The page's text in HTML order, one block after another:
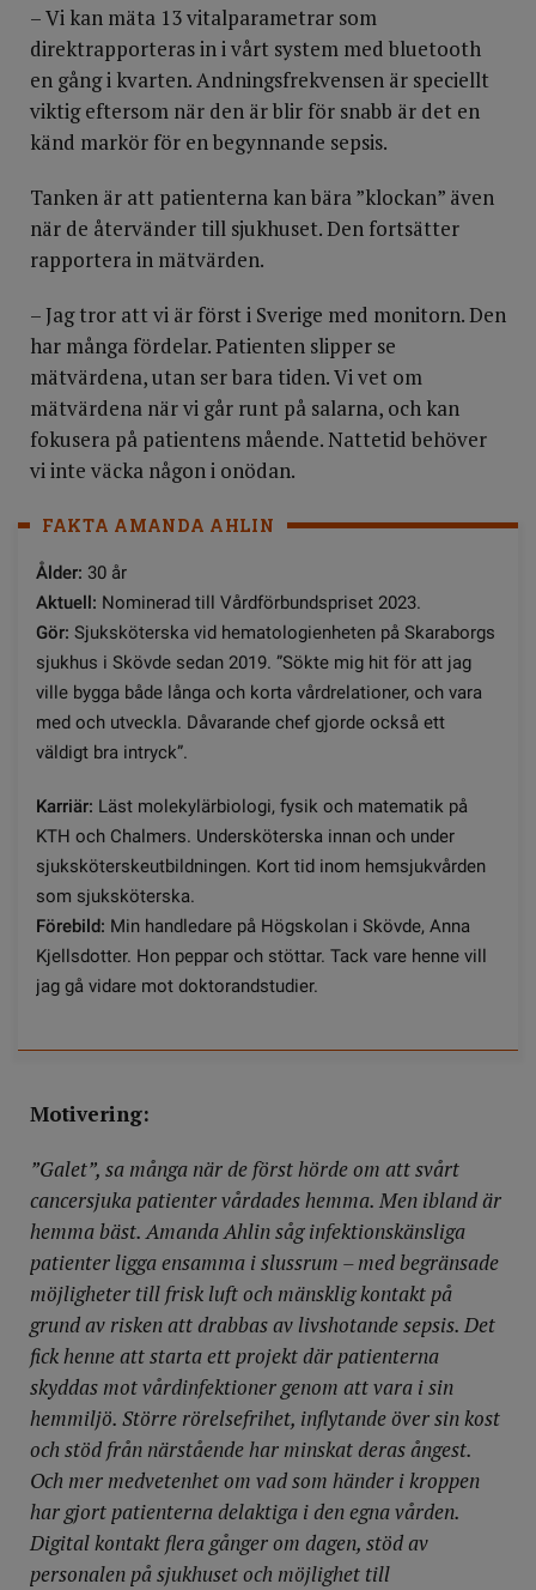
– Vi kan mäta 13 vitalparametrar som
direktrapporteras in i vårt system med bluetooth
en gång i kvarten. Andningsfrekvensen är speciellt
viktig eftersom när den är blir för snabb är det en
känd markör för en begynnande sepsis.
Tanken är att patienterna kan bära ”klockan” även
när de återvänder till sjukhuset. Den fortsätter
rapportera in mätvärden.
– Jag tror att vi är först i Sverige med monitorn. Den
har många fördelar. Patienten slipper se
mätvärdena, utan ser bara tiden. Vi vet om
mätvärdena när vi går runt på salarna, och kan
fokusera på patientens mående. Nattetid behöver
vi inte väcka någon i onödan.
FAKTA AMANDA AHLIN
Ålder: 30 år
Aktuell: Nominerad till Vårdförbundspriset 2023.
Gör: Sjuksköterska vid hematologienheten på Skaraborgs
sjukhus i Skövde sedan 2019. ”Sökte mig hit för att jag
ville bygga både långa och korta vårdrelationer, och vara
med och utveckla. Dåvarande chef gjorde också ett
väldigt bra intryck”.
Karriär: Läst molekylärbiologi, fysik och matematik på
KTH och Chalmers. Undersköterska innan och under
sjuksköterskeutbildningen. Kort tid inom hemsjukvården
som sjuksköterska.
Förebild: Min handledare på Högskolan i Skövde, Anna
Kjellsdotter. Hon peppar och stöttar. Tack vare henne vill
jag gå vidare mot doktorandstudier.
Motivering:
”Galet”, sa många när de först hörde om att svårt
cancersjuka patienter vårdades hemma. Men ibland är
hemma bäst. Amanda Ahlin såg infektionskänsliga
patienter ligga ensamma i slussrum – med begränsade
möjligheter till frisk luft och mänsklig kontakt på
grund av risken att drabbas av livshotande sepsis. Det
fick henne att starta ett projekt där patienterna
skyddas mot vårdinfektioner genom att vara i sin
hemmiljö. Större rörelsefrihet, inflytande över sin kost
och stöd från närstående har minskat deras ångest.
Och mer medvetenhet om vad som händer i kroppen
har gjort patienterna delaktiga i den egna vården.
Digital kontakt flera gånger om dagen, stöd av
personalen på sjukhuset och möjlighet till